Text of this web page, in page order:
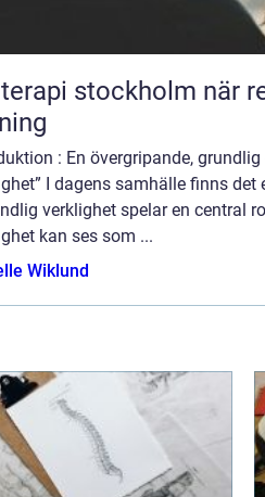
stockholm när relationer behöver ny
: En övergripande,
I dagens samhälle finns
verklighet spelar en central
kan ses som ...
Wiklund